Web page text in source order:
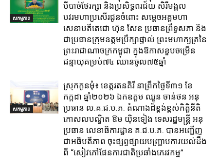
សកម្មភាព
បីបាច់ថែរក្សា និងប្រសិទ្ធពរជ័យ សិរីមង្គល
បវរមហាប្រសើរជូនចំពោះ សម្តេចអគ្គមហា
សេនាបតីតេជោ ហ៊ុន សែន ប្រធានព្រឹទ្ធសភា និង
ជាប្រធានក្រុមឧត្តមប្រឹក្សាផ្ទាល់ ព្រះមហាក្សត្រនៃ
ព្រះរាជាណាចក្រកម្ពុជា ក្នុងឱកាសខួបចម្រើន
ជន្មាយុគម្រប់៧៤ ឈានចូល៧៥ឆ្នាំ
សកម្មភាព
ស្រុក​កូនមុំ៖ ខេត្ត​រតនគិរី​ នាព្រឹកថ្ងៃទី៣១​ ខែ
កក្កដា ឆ្នាំ២០២៦ ឯកឧត្តម​ ឈួន ចាន់ថន អនុ
ប្រធាន ល.គ.ជ.ប.ភ. តំណាង​ដ៏ខ្ពង់ខ្ពស់​កិត្តិនីតិ
កោសលបណ្ឌិត​ ឱម​ យ៉ិនទៀង​ ទេសរដ្ឋមន្រ្តី​ អនុ
ប្រធាន​ លេខាធិការ​ដ្ឋាន​ គ.ជ.ប.ភ​. បានអញ្ជើញ
ជាអធិបតីភាព​ ចុះផ្សព្វផ្សាយ​បញ្ជ្រាប​ការ​យល់​ដឹង​
ពី​ “សៀវភៅផែនការជាតិប្រឆាំងភេរវកម្ម”